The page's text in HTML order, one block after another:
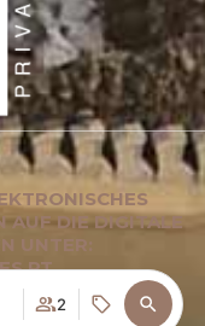
2
AUF DIE DIGITALE
UNTER: